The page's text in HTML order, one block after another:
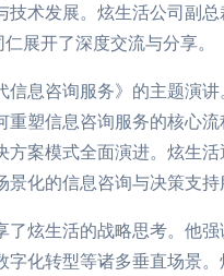
术发展。炫生活公司副
展开了深度交流与分享。
息咨询服务》的主题演
塑信息咨询服务的核心
案模式全面演进。炫生
化的信息咨询与决策支持
炫生活的战略思考。他
化转型等诸多垂直场景